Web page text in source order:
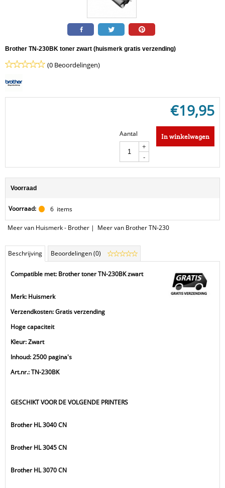
Brother TN-230BK toner zwart (huismerk gratis verzending)
(0 Beoordelingen)
€19,95
Aantal
+
-
In winkelwagen
Voorraad
Voorraad: 6 items
Meer van Huismerk - Brother | Meer van Brother TN-230
Beschrijving Beoordelingen (0)
Compatible met: Brother toner TN-230BK zwart
Merk: Huismerk
Verzendkosten: Gratis verzending
Hoge capaciteit
Kleur: Zwart
Inhoud: 2500 pagina's
Art.nr.: TN-230BK
GESCHIKT VOOR DE VOLGENDE PRINTERS
Brother HL 3040 CN
Brother HL 3045 CN
Brother HL 3070 CN